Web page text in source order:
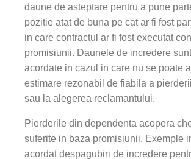
daune de asteptare pentru a pune
pozitie atat de buna pe cat ar fi fost
in care contractul ar fi fost executat
promisiunii. Daunele de incredere
acordate in cazul in care nu se poate
estimare rezonabil de fiabila a
sau la alegerea reclamantului.
Pierderile din dependenta acopera
suferite in baza promisiunii. Exemple
acordat despagubiri de incredere